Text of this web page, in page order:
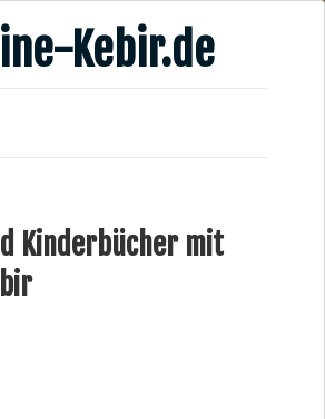
Kebir.de
Kinderbücher mit